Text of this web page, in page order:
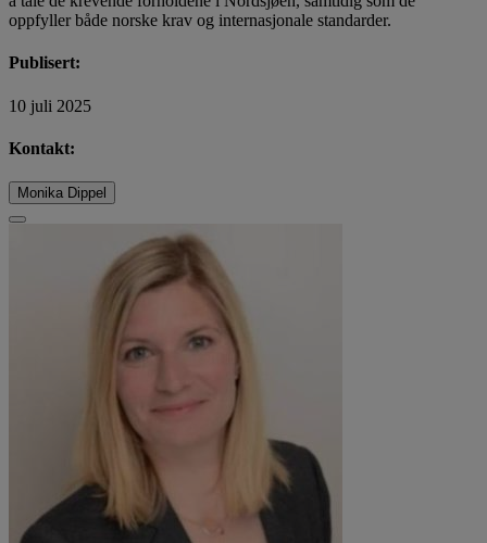
oppfyller både norske krav og internasjonale standarder.
Publisert:
10 juli 2025
Kontakt:
Monika Dippel